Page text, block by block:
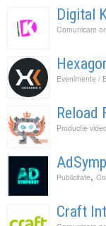
Digital
Comunicare
Evenimente /
Reload
Productie
Publicitate,
Craft